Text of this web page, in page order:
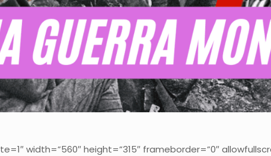
width=”560″ height=”315″ frameborder=”0″